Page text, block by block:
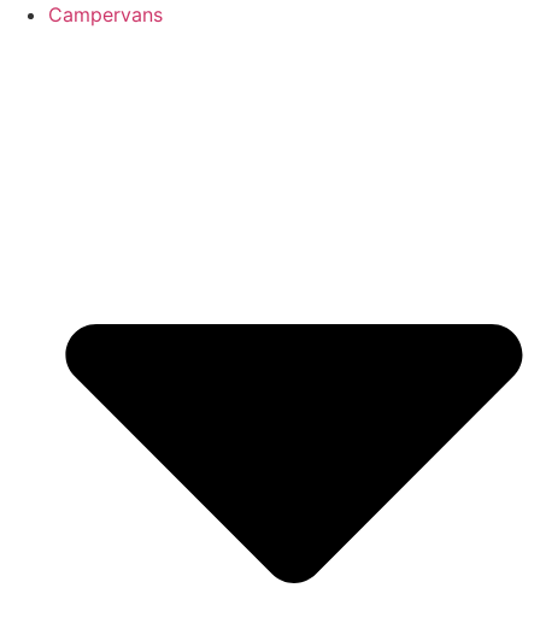
Campervans